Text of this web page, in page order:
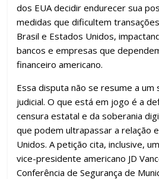
dos EUA decidir endurecer sua
medidas que dificultem
Brasil e Estados Unidos,
bancos e empresas que
financeiro americano.
Essa disputa não se resume a um
judicial. O que está em jogo é a
censura estatal e da soberania
que podem ultrapassar a relação
Unidos. A petição cita, inclusive,
vice-presidente americano JD
Conferência de Segurança de